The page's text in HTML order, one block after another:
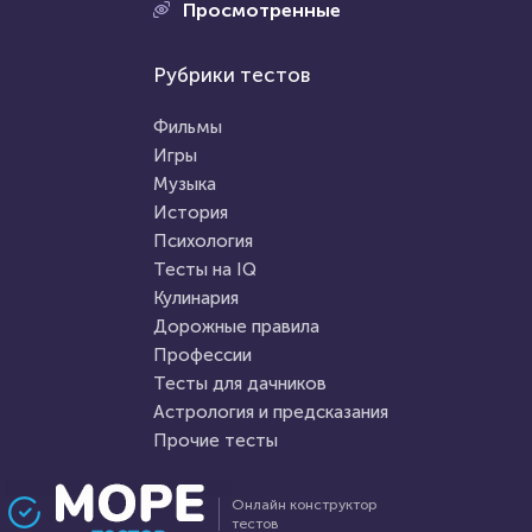
Проходили 703 раза
Пройти тест
8 апреля 2021 53724
Тест на умственную
2 апреля 2022
Проходили 673 раза
Онлайн конструктор
тестов
Рубрики тестов
Фильмы
Игры
Музыка
История
Психология
Тесты на IQ
Кулинария
Дорожные правила
Профессии
Тесты для дачников
Астрология и предсказания
Прочие тесты
Просмотренные